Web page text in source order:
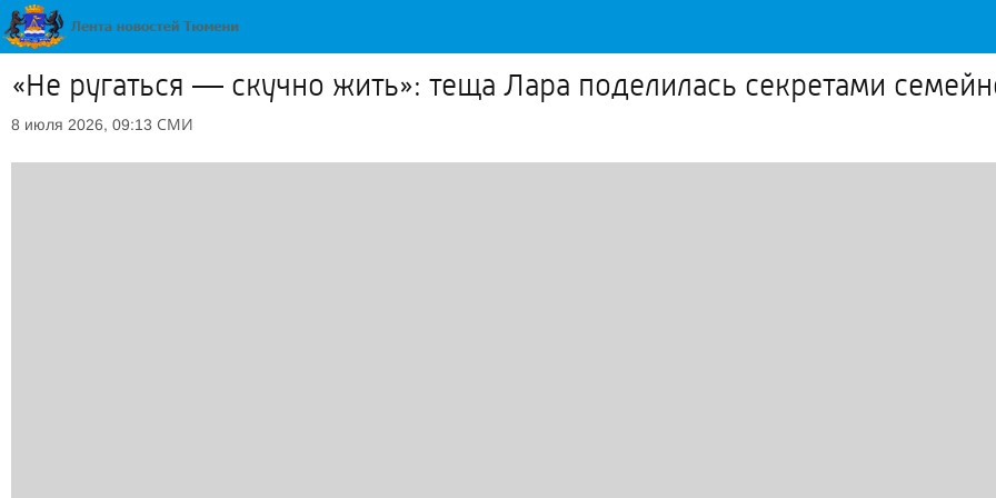
«Не ругаться — скучно жить»: теща Лара поделилась секретами
8 июля 2026, 09:13 СМИ